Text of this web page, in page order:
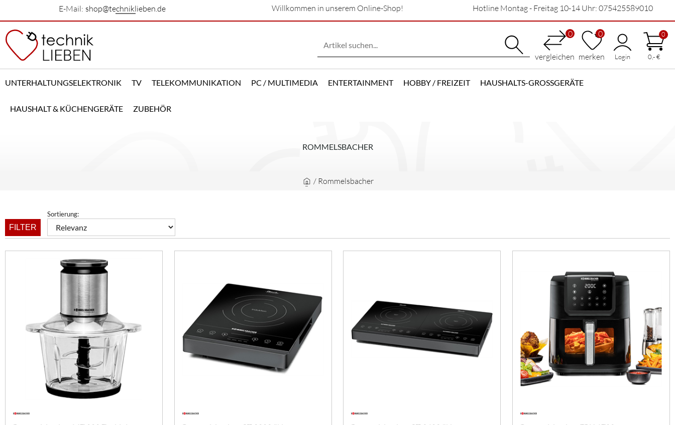
E-Mail: shop@techniklieben.de Willkommen in unserem Online-Shop! Hotline Montag - Freitag 10-14 Uhr: 075425589010
0
vergleichen
0
merken Login
0
0,- €
UNTERHALTUNGSELEKTRONIK TV TELEKOMMUNIKATION PC / MULTIMEDIA ENTERTAINMENT HOBBY / FREIZEIT HAUSHALTS-GROSSGERÄTE
HAUSHALT & KÜCHENGERÄTE ZUBEHÖR
ROMMELSBACHER
/ Rommelsbacher
FILTER
Sortierung: